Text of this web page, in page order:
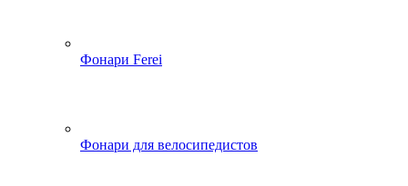
Фонари Ferei
Фонари для велосипедистов